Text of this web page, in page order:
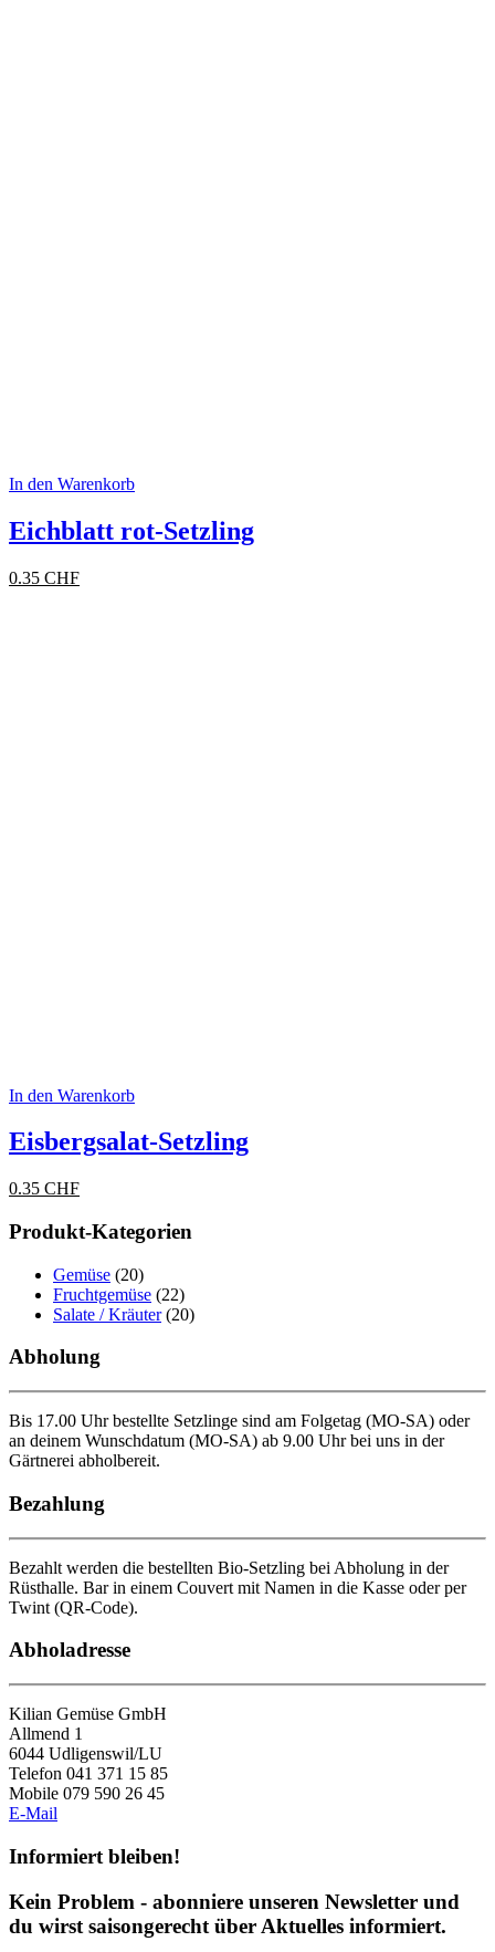
In den Warenkorb
Eichblatt rot-Setzling
0.35 CHF
In den Warenkorb
Eisbergsalat-Setzling
0.35 CHF
Produkt-Kategorien
Gemüse (20)
Fruchtgemüse (22)
Salate / Kräuter (20)
Abholung
Bis 17.00 Uhr bestellte Setzlinge sind am Folgetag (MO-SA) oder
an deinem Wunschdatum (MO-SA) ab 9.00 Uhr bei uns in der
Gärtnerei abholbereit.
Bezahlung
Bezahlt werden die bestellten Bio-Setzling bei Abholung in der
Rüsthalle. Bar in einem Couvert mit Namen in die Kasse oder per
Twint (QR-Code).
Abholadresse
Kilian Gemüse GmbH
Allmend 1
6044 Udligenswil/LU
Telefon 041 371 15 85
Mobile 079 590 26 45
E-Mail
Informiert bleiben!
Kein Problem - abonniere unseren Newsletter und
du wirst saisongerecht über Aktuelles informiert.